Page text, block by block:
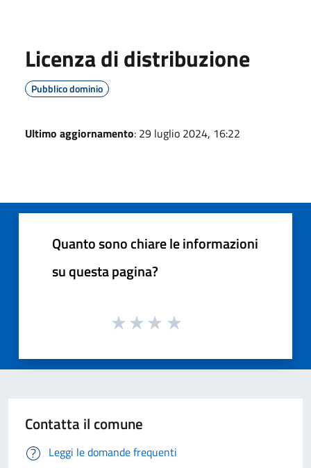
Licenza di distribuzione
Pubblico dominio
Ultimo aggiornamento: 29 luglio 2024, 16:22
Quanto sono chiare le informazioni
su questa pagina?
Contatta il comune
Leggi le domande frequenti